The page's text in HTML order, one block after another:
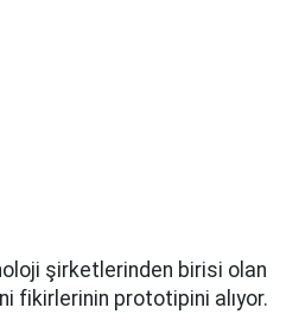
şirketlerinden birisi olan
fikirlerinin prototipini alıyor.